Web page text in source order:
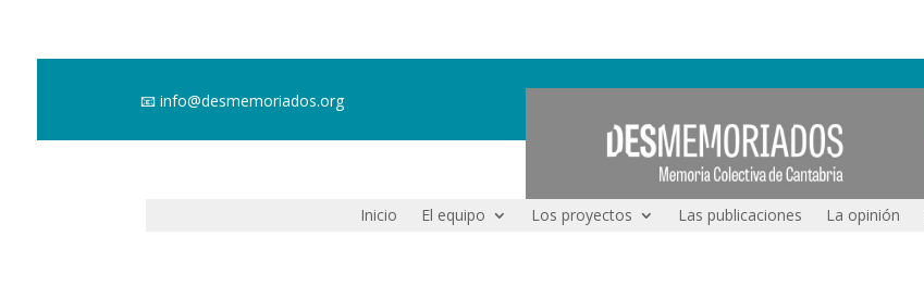
📧info@desmemoriados.org
Inicio El equipo Los proyectos Las publicaciones La opinión